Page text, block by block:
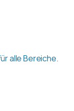
alle Bereiche.